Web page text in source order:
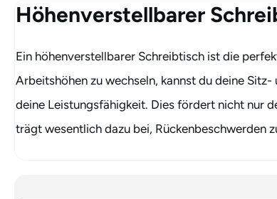
Höhenverstellbarer
Ein höhenverstellbarer Schreibtisch ist die
Arbeitshöhen zu wechseln, kannst du deine
deine Leistungsfähigkeit. Dies fördert nicht nur
trägt wesentlich dazu bei, Rückenbeschwerden